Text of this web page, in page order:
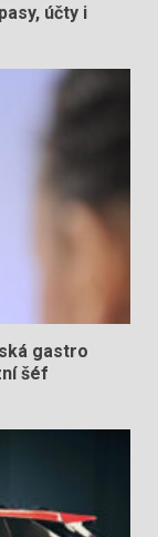
účty i
gastro
šéf